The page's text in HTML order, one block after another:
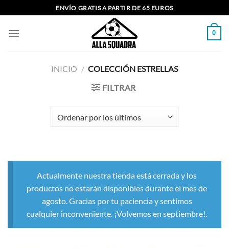
al
contenido
ENVÍO GRATIS A PARTIR DE 65 EUROS
0
INICIO / COLECCIÓN ESTRELLAS
FILTRAR
Actualmente nuestra tienda está cerrada y los
productos no estarán disponibles durante el mes de
agosto. Gracias por tu paciencia y sentimos
cualquier inconveniente. ¡Volvemos en septiembre!.